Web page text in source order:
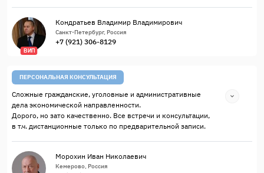
ВИП
Кондратьев Владимир Владимирович
Санкт-Петербург, Россия
+7 (921) 306-8129
ПЕРСОНАЛЬНАЯ КОНСУЛЬТАЦИЯ
Сложные гражданские, уголовные и административные
дела экономической направленности.
Дорого, но зато качественно. Все встречи и консультации,
в т.ч. дистанционные только по предварительной записи.
Морохин Иван Николаевич
Кемерово, Россия